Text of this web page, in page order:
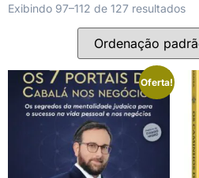
Exibindo 97–112 de 127 resultados
Oferta!